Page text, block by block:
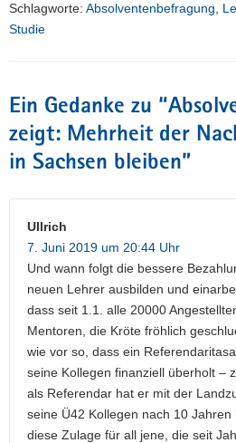
Schlagworte: Absolventenbefragung,
Studie
Ein Gedanke zu “
zeigt: Mehrheit der
in Sachsen bleiben”
Ullrich
7. Juni 2019 um 20:44 Uhr
Und wann folgt die bessere
neuen Lehrer ausbilden und
dass seit 1.1. alle 20000
Mentoren, die Kröte fröhlich
wie vor so, dass ein
seine Kollegen finanziell überholt –
als Referendar hat er mit der
seine Ü42 Kollegen nach 10
diese Zulage für all jene, die seit